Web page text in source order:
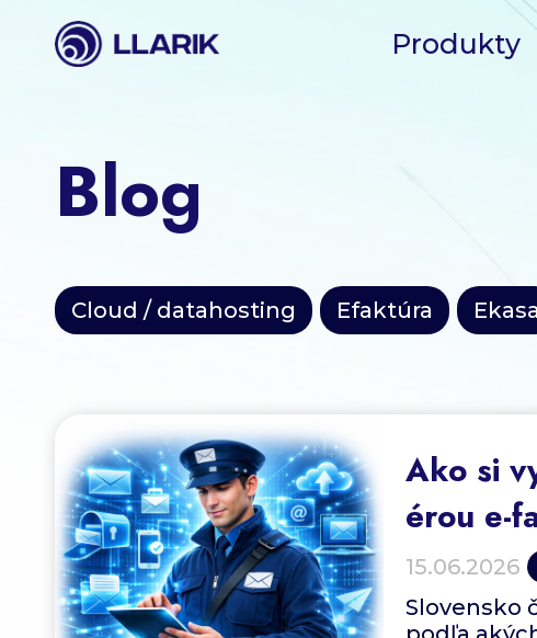
Produkty
Blog
Cloud / datahosting Efaktúra Ekasa
Ako si
érou e-
15.06.2026
Slovensko